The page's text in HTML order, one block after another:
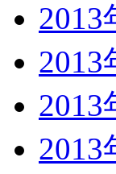
2013
2013
2013
2013